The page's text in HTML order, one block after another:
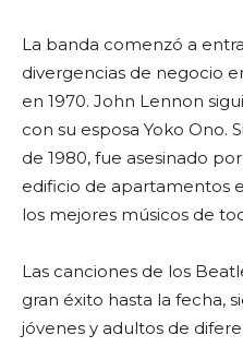
La banda comenzó a
divergencias de negocio
en 1970. John Lennon
con su esposa Yoko Ono.
de 1980, fue asesinado
edificio de apartamentos
los mejores músicos de
Las canciones de los
gran éxito hasta la fecha,
jóvenes y adultos de